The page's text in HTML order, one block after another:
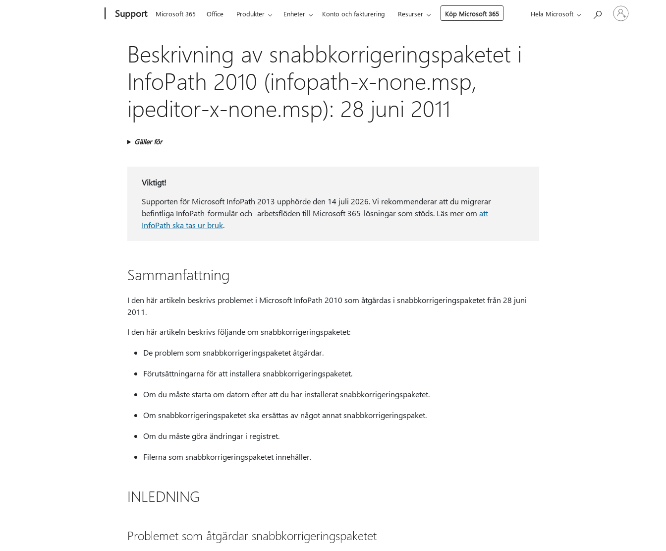
Support Microsoft 365 Office Produkter Enheter Konto och fakturering Resurser Köp Microsoft 365 Hela Microsoft
Logga
in
Beskrivning av snabbkorrigeringspaketet i
InfoPath 2010 (infopath-x-none.msp,
ipeditor-x-none.msp): 28 juni 2011
Gäller för
Viktigt!
Supporten för Microsoft InfoPath 2013 upphörde den 14 juli 2026. Vi rekommenderar att du migrerar
befintliga InfoPath-formulär och -arbetsflöden till Microsoft 365-lösningar som stöds. Läs mer om att
InfoPath ska tas ur bruk.
Sammanfattning
I den här artikeln beskrivs problemet i Microsoft InfoPath 2010 som åtgärdas i snabbkorrigeringspaketet från 28 juni
2011.
I den här artikeln beskrivs följande om snabbkorrigeringspaketet:
De problem som snabbkorrigeringspaketet åtgärdar.
Förutsättningarna för att installera snabbkorrigeringspaketet.
Om du måste starta om datorn efter att du har installerat snabbkorrigeringspaketet.
Om snabbkorrigeringspaketet ska ersättas av något annat snabbkorrigeringspaket.
Om du måste göra ändringar i registret.
Filerna som snabbkorrigeringspaketet innehåller.
INLEDNING
Problemet som åtgärdar snabbkorrigeringspaketet